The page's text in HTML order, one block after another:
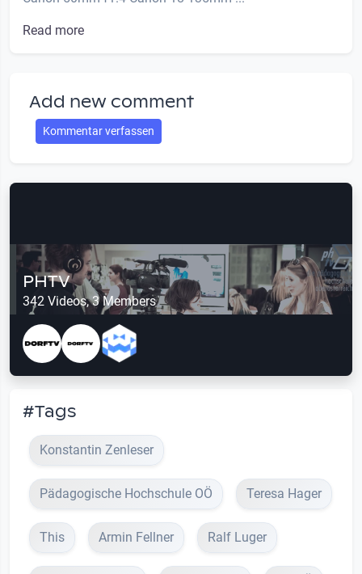
Read more
Add new comment
Kommentar verfassen
PHTV
342 Videos, 3 Members
#Tags
Konstantin Zenleser
Pädagogische Hochschule OÖ Teresa Hager
This Armin Fellner Ralf Luger